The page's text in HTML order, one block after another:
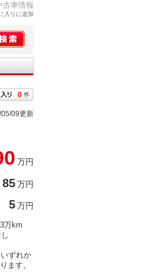
車情報
入りに追加
0
09更新
万円
85万円
5万円
万km
ずれか
ます。